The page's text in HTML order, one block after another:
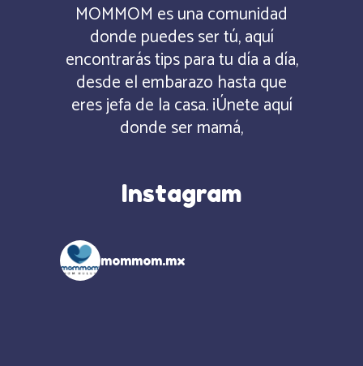
MOMMOM es una comunidad
donde puedes ser tú, aquí
encontrarás tips para tu día a día,
desde el embarazo hasta que
eres jefa de la casa. ¡Únete aquí
donde ser mamá,
Instagram
mommom.mx